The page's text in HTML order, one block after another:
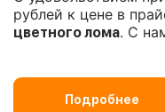
рублей к цене в
цветного лома. С
Подробнее